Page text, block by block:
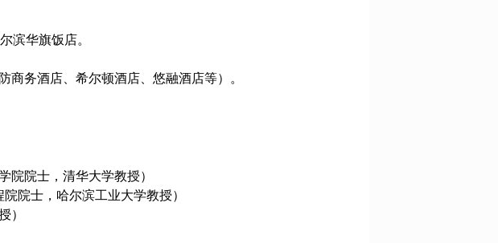
滨华旗饭店。
商务酒店、希尔顿酒店、悠融酒店等）。
院院士，清华大学教授）
院士， 哈尔滨工业大学教授）
）